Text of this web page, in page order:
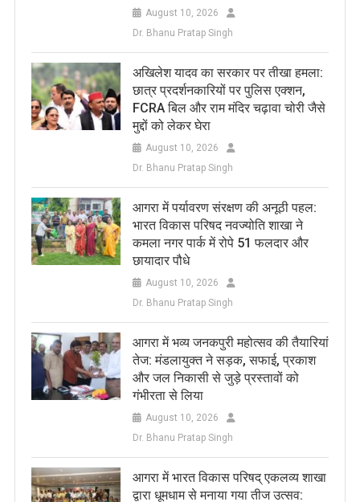
August 10, 2026
Dr. Bhanu Pratap Singh
अखिलेश यादव का सरकार पर तीखा हमला:
छात्र प्रदर्शनकारियों पर पुलिस एक्शन,
FCRA बिल और राम मंदिर चढ़ावा चोरी जैसे
मुद्दों को लेकर घेरा
August 10, 2026
Dr. Bhanu Pratap Singh
आगरा में पर्यावरण संरक्षण की अनूठी पहल:
भारत विकास परिषद नवज्योति शाखा ने
कमला नगर पार्क में रोपे 51 फलदार और
छायादार पौधे
August 10, 2026
Dr. Bhanu Pratap Singh
आगरा में भव्य जनकपुरी महोत्सव की तैयारियां
तेज: मंडलायुक्त ने सड़क, सफाई, प्रकाश
और जल निकासी से जुड़े प्रस्तावों को
गंभीरता से लिया
August 10, 2026
Dr. Bhanu Pratap Singh
आगरा में भारत विकास परिषद् एकलव्य शाखा
द्वारा धूमधाम से मनाया गया तीज उत्सव: